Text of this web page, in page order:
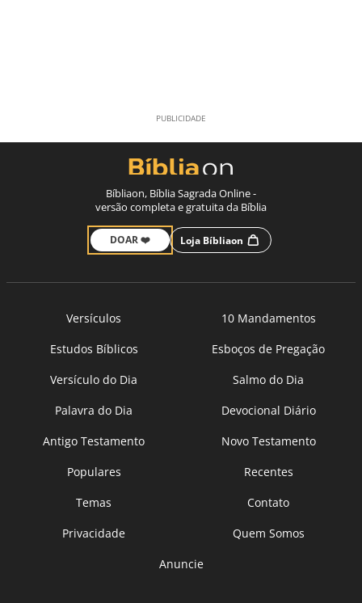
Bíbliaon, Bíblia Sagrada Online -
versão completa e gratuita da Bíblia
DOAR ❤️ Loja Bíbliaon
Versículos
10 Mandamentos
Estudos Bíblicos
Esboços de Pregação
Versículo do Dia
Salmo do Dia
Palavra do Dia
Devocional Diário
Antigo Testamento
Novo Testamento
Populares
Recentes
Temas
Contato
Privacidade
Quem Somos
Anuncie